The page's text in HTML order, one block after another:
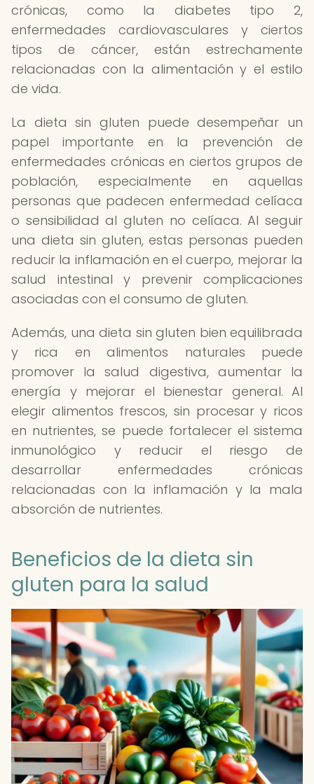
crónicas, como la diabetes tipo 2,
enfermedades cardiovasculares y ciertos
tipos de cáncer, están estrechamente
relacionadas con la alimentación y el estilo
de vida.
La dieta sin gluten puede desempeñar un
papel importante en la prevención de
enfermedades crónicas en ciertos grupos de
población, especialmente en aquellas
personas que padecen enfermedad celíaca
o sensibilidad al gluten no celíaca. Al seguir
una dieta sin gluten, estas personas pueden
reducir la inflamación en el cuerpo, mejorar la
salud intestinal y prevenir complicaciones
asociadas con el consumo de gluten.
Además, una dieta sin gluten bien equilibrada
y rica en alimentos naturales puede
promover la salud digestiva, aumentar la
energía y mejorar el bienestar general. Al
elegir alimentos frescos, sin procesar y ricos
en nutrientes, se puede fortalecer el sistema
inmunológico y reducir el riesgo de
desarrollar enfermedades crónicas
relacionadas con la inflamación y la mala
absorción de nutrientes.
Beneficios de la dieta sin
gluten para la salud